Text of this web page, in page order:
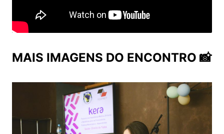
MAIS IMAGENS DO ENCONTRO 📸